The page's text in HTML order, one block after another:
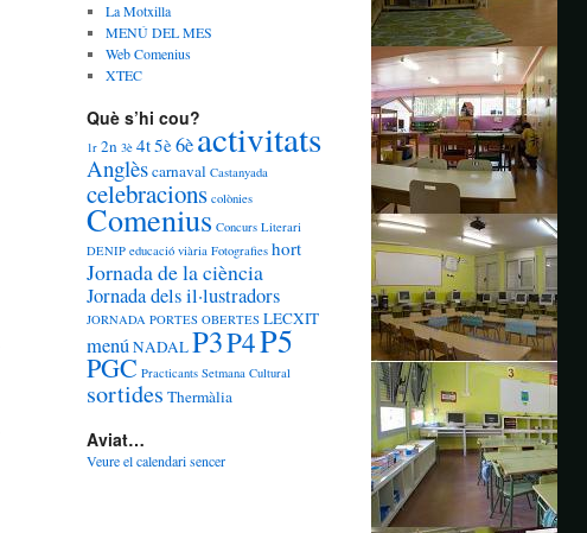
La Motxilla
MENÚ DEL MES
Web Comenius
XTEC
Què s’hi cou?
1r 2n 3è 4t5è6èactivitats
Anglèscarnaval Castanyada
celebracions colònies
Comenius Concurs Literari
DENIP educació viària Fotografies hort
Jornada de la ciència
Jornada dels il·lustradors
JORNADA PORTES OBERTES LECXIT
menúNADALP3P4P5
PGC Practicants Setmana Cultural
sortides Thermàlia
Aviat…
Veure el calendari sencer